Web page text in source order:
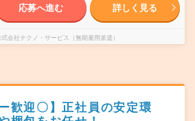
応募へ進む 詳しく見る
会社テクノ・サービス（無期雇用派遣）
歓迎〇】正社員の安定環